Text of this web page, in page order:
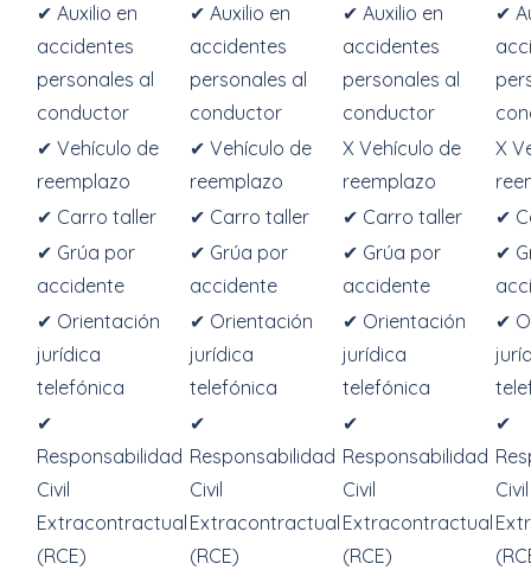
✔ Auxilio en
accidentes
personales al
conductor
✔ Auxilio en
accidentes
personales al
conductor
✔ Auxilio en
accidentes
personales al
conductor
✔
✔ Vehículo de
reemplazo
✔ Vehículo de
reemplazo
X Vehículo de
reemplazo
X
✔ Carro taller
✔ Carro taller ✔ Carro taller
✔
✔ Grúa por
accidente
✔ Grúa por
accidente
✔ Grúa por
accidente
✔
✔ Orientación
jurídica
telefónica
✔ Orientación
jurídica
telefónica
✔ Orientación
jurídica
telefónica
✔
✔
Responsabilidad
Civil
Extracontractual
(RCE)
✔
Responsabilidad
Civil
Extracontractual
(RCE)
✔
Responsabilidad
Civil
Extracontractual
(RCE)
✔
Civil